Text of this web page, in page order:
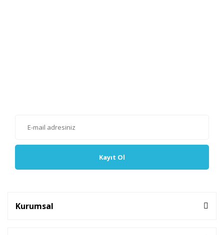
Kayıt Ol
Kurumsal